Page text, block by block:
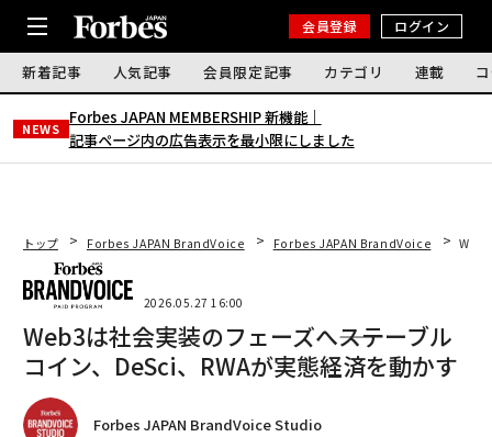
会員登録 ログイン
新着記事 人気記事 会員限定記事 カテゴリ 連載
NEWS
Forbes JAPAN MEMBERSHIP 新機能｜
記事ページ内の広告表示を最小限にしました
トップ Forbes JAPAN BrandVoice Forbes JAPAN BrandVoice
2026.05.27 16:00
Web3は社会実装のフェーズへ――ステーブル
コイン、DeSci、RWAが実態経済を動かす
Forbes JAPAN BrandVoice Studio